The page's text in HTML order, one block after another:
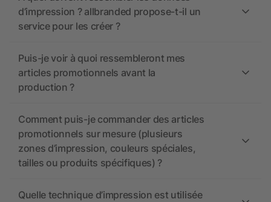
d’impression ? allbranded propose-t-il un
service pour les créer ?
Puis-je voir à quoi ressembleront mes
articles promotionnels avant la
production ?
Comment puis-je commander des articles
promotionnels sur mesure (plusieurs
zones d’impression, couleurs spéciales,
tailles ou produits spécifiques) ?
Quelle technique d’impression est utilisée